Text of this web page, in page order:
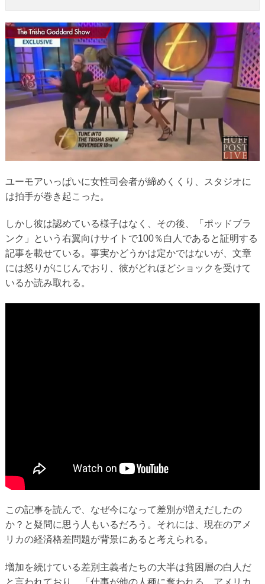
ユーモアいっぱいに女性司会者が締めくくり、スタジオに
は拍手が巻き起こった。
しかし彼は認めている様子はなく、その後、「ポッドブラ
ンク」という右翼向けサイトで100％白人であると証明する
記事を載せている。事実かどうかは定かではないが、文章
には怒りがにじんでおり、彼がどれほどショックを受けて
いるか読み取れる。
この記事を読んで、なぜ今になって差別が増えだしたの
か？と疑問に思う人もいるだろう。それには、現在のアメ
リカの経済格差問題が背景にあると考えられる。
増加を続けている差別主義者たちの大半は貧困層の白人だ
と言われており、「仕事が他の人種に奪われる。アメリカ